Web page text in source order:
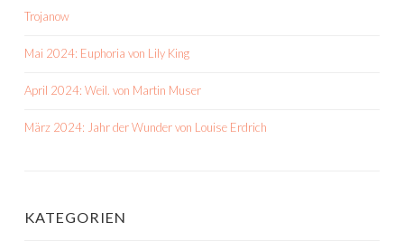
Trojanow
Mai 2024: Euphoria von Lily King
April 2024: Weil. von Martin Muser
März 2024: Jahr der Wunder von Louise Erdrich
KATEGORIEN